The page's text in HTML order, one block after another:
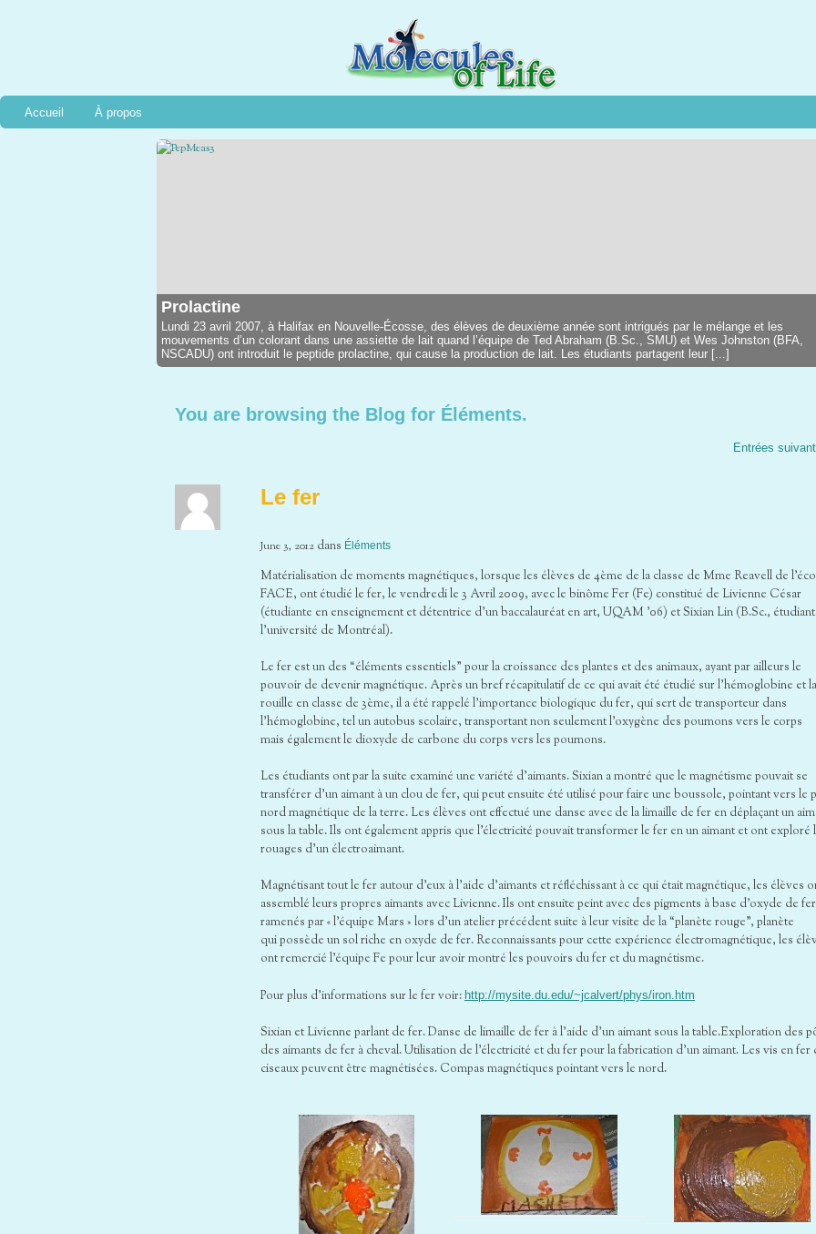
Accueil À propos
Prolactine
Lundi 23 avril 2007, à Halifax en Nouvelle-Écosse, des élèves de deuxième année sont intrigués par le mélange et les
mouvements d’un colorant dans une assiette de lait quand l’équipe de Ted Abraham (B.Sc., SMU) et Wes Johnston (BFA,
NSCADU) ont introduit le peptide prolactine, qui cause la production de lait. Les étudiants partagent leur [...]
You are browsing the Blog for Éléments.
Entrées
Le fer
June 3, 2012 dans Éléments
Matérialisation de moments magnétiques, lorsque les élèves de 4ème de la classe de Mme Reavell de
FACE, ont étudié le fer, le vendredi le 3 Avril 2009, avec le binôme Fer (Fe) constitué de Livienne César
(étudiante en enseignement et détentrice d’un baccalauréat en art, UQAM ’06) et Sixian Lin (B.Sc.,
l’université de Montréal).
Le fer est un des “éléments essentiels” pour la croissance des plantes et des animaux, ayant par ailleurs le
pouvoir de devenir magnétique. Après un bref récapitulatif de ce qui avait été étudié sur l’hémoglobine et la
rouille en classe de 3ème, il a été rappelé l’importance biologique du fer, qui sert de transporteur dans
l’hémoglobine, tel un autobus scolaire, transportant non seulement l’oxygène des poumons vers le corps
mais également le dioxyde de carbone du corps vers les poumons.
Les étudiants ont par la suite examiné une variété d’aimants. Sixian a montré que le magnétisme pouvait se
transférer d’un aimant à un clou de fer, qui peut ensuite été utilisé pour faire une boussole, pointant vers le
nord magnétique de la terre. Les élèves ont effectué une danse avec de la limaille de fer en déplaçant un
sous la table. Ils ont également appris que l’électricité pouvait transformer le fer en un aimant et ont exploré
rouages d’un électroaimant.
Magnétisant tout le fer autour d’eux à l’aide d’aimants et réfléchissant à ce qui était magnétique, les élèves
assemblé leurs propres aimants avec Livienne. Ils ont ensuite peint avec des pigments à base d’oxyde de
ramenés par « l’équipe Mars » lors d’un atelier précédent suite à leur visite de la “planète rouge”, planète
qui possède un sol riche en oxyde de fer. Reconnaissants pour cette expérience électromagnétique, les
ont remercié l’équipe Fe pour leur avoir montré les pouvoirs du fer et du magnétisme.
Pour plus d’informations sur le fer voir: http://mysite.du.edu/~jcalvert/phys/iron.htm
Sixian et Livienne parlant de fer. Danse de limaille de fer à l’aide d’un aimant sous la table.Exploration des
des aimants de fer à cheval. Utilisation de l’électricité et du fer pour la fabrication d’un aimant. Les vis en fer
ciseaux peuvent être magnétisées. Compas magnétiques pointant vers le nord.